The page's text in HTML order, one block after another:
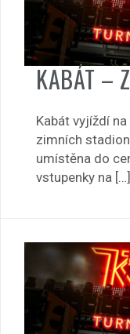
KABÁT –
Kabát vyjíždí
zimních
umístěna do
vstupenky na […]